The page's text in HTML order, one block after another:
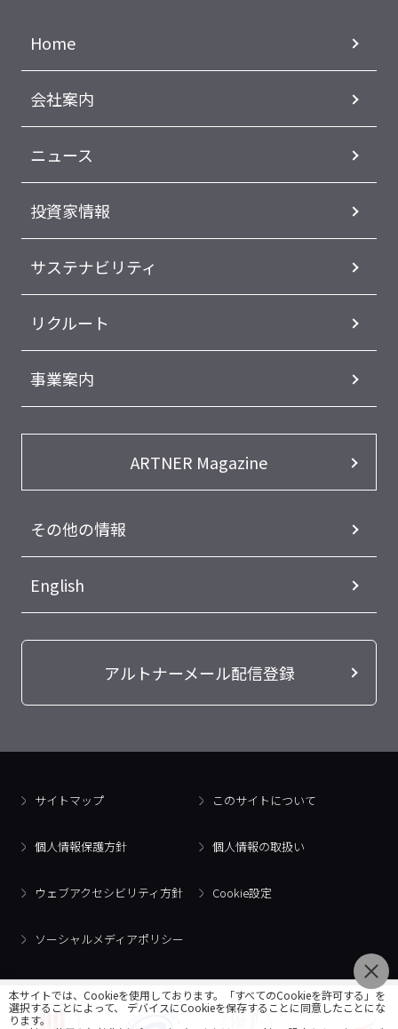
Home
会社案内
ニュース
投資家情報
サステナビリティ
リクルート
事業案内
ARTNER Magazine
その他の情報
English
アルトナーメール配信登録
サイトマップ このサイトについて
個人情報保護方針 個人情報の取扱い
ウェブアクセシビリティ方針 Cookie設定
ソーシャルメディアポリシー
本サイトでは、Cookieを使用しております。「すべてのCookieを許可する」を
選択することによって、 デバイスにCookieを保存することに同意したことにな
ります。